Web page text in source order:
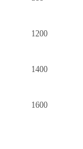
1200
1400
1600